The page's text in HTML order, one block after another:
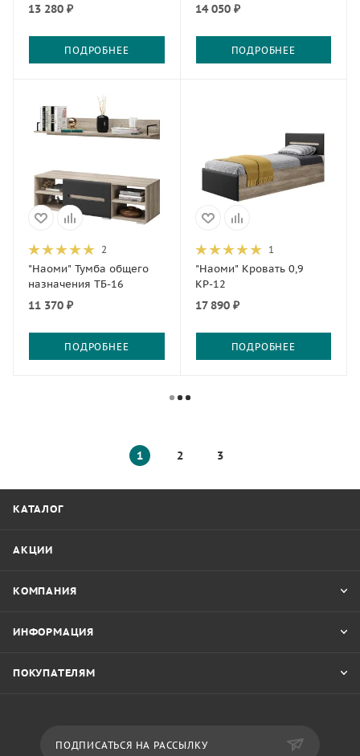
13 280 ₽
ПОДРОБНЕЕ
14 050 ₽
ПОДРОБНЕЕ
2
"Наоми" Тумба общего
назначения ТБ-16
11 370 ₽
ПОДРОБНЕЕ
1
"Наоми" Кровать 0,9
КР-12
17 890 ₽
ПОДРОБНЕЕ
1 2 3
КАТАЛОГ
АКЦИИ
КОМПАНИЯ
ИНФОРМАЦИЯ
ПОКУПАТЕЛЯМ
ПОДПИСАТЬСЯ НА РАССЫЛКУ